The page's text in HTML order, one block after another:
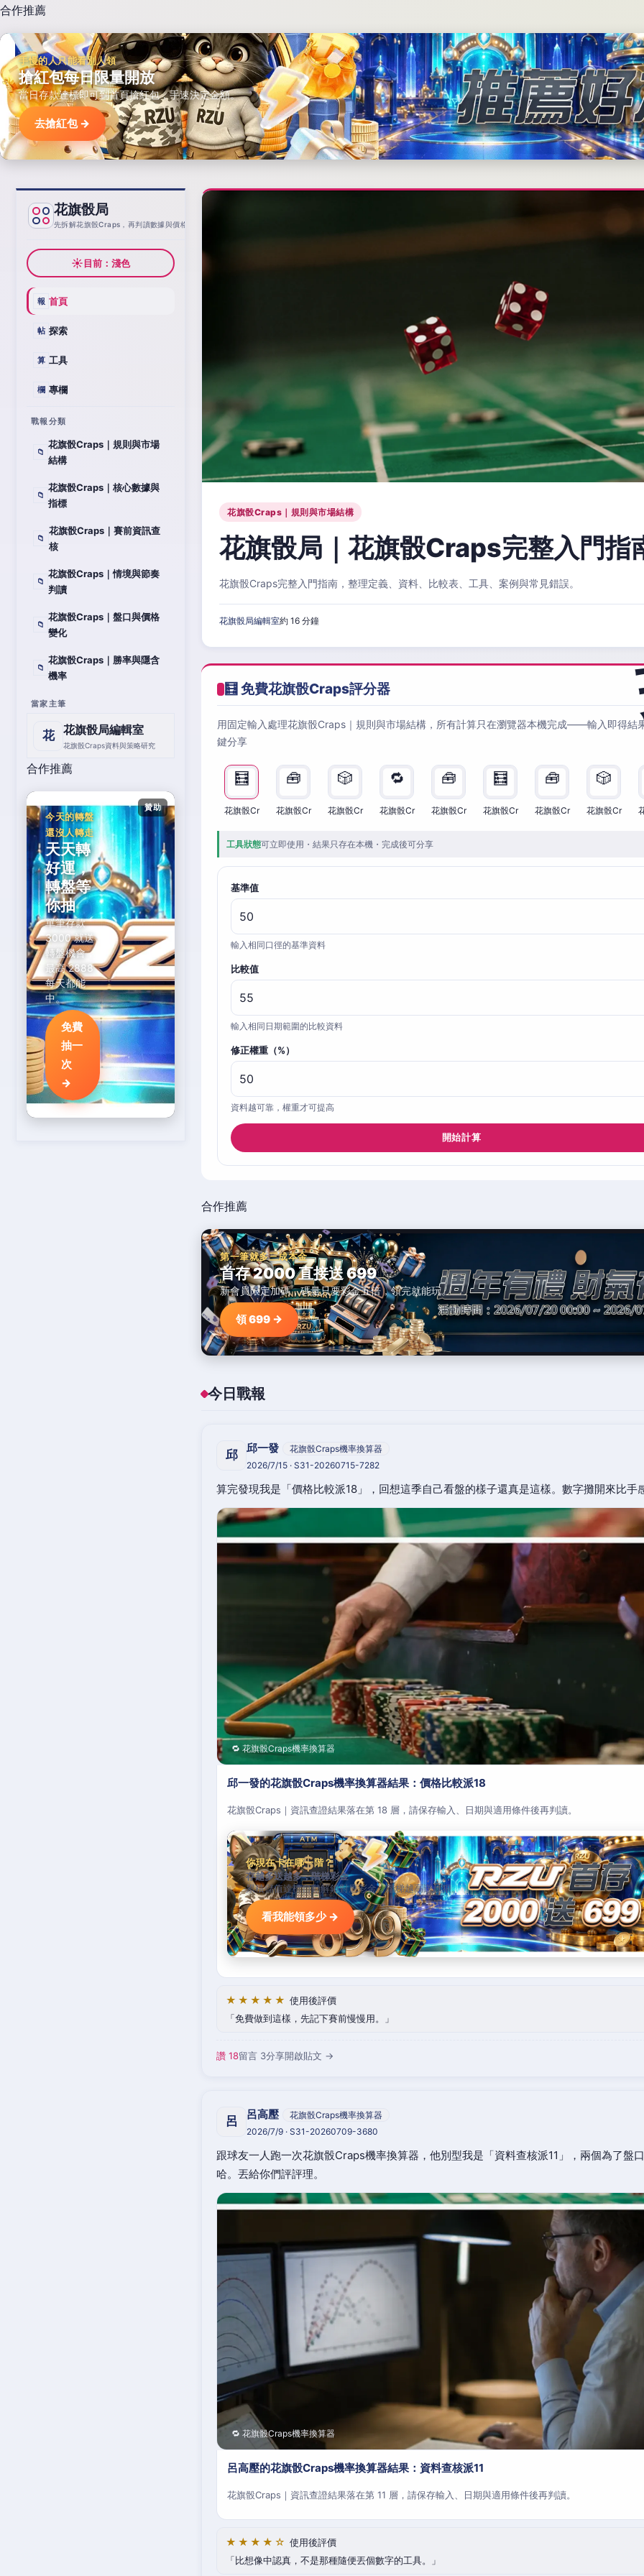
合作推薦
手慢的人只能看別人領
搶紅包每日限量開放
當日存款達標即可到首頁搶紅包，手速決定金額。
去搶紅包 →
花旗骰局
先拆解花旗骰Craps，再判讀數據與價格
☀目前：淺色
報 首頁
帖 探索
算 工具
欄 專欄
戰報分類
📁
花旗骰Craps｜規則與市場
結構
📁
花旗骰Craps｜核心數據與
指標
📁
花旗骰Craps｜賽前資訊查
核
📁
花旗骰Craps｜情境與節奏
判讀
📁
花旗骰Craps｜盤口與價格
變化
📁
花旗骰Craps｜勝率與隱含
機率
當家主筆
花 花旗骰局編輯室
花旗骰Craps資料與策略研究
合作推薦
贊助
今天的轉盤
還沒人轉走
天天轉
好運，
轉盤等
你抽
單筆存款
3000 就送
轉盤機會，
最高 2888
每天都能
中。
免費
抽一
次
→
花旗骰Craps｜規則與市場結構
花旗骰局｜花旗骰Craps完整入門指
花旗骰Craps完整入門指南，整理定義、資料、比較表、工具、案例與常見錯誤。
花旗骰局編輯室約 16 分鐘
🧮 免費花旗骰Craps評分器
用固定輸入處理花旗骰Craps｜規則與市場結構，所有計算只在瀏覽器本機完成——輸入即得結
鍵分享
🧮
花旗骰Cr
🧰
花旗骰Cr
🎲
花旗骰Cr
🔁
花旗骰Cr
🧰
花旗骰Cr
🧮
花旗骰Cr
🧰
花旗骰Cr
🎲
花旗骰Cr
工具狀態可立即使用・結果只存在本機・完成後可分享
基準值
輸入相同口徑的基準資料
比較值
輸入相同日期範圍的比較資料
修正權重（%）
資料越可靠，權重才可提高
開始計算
合作推薦
第一筆就多三成本金
首存 2000 直接送 699
新會員限定加碼，碼量只要彩金五倍，領完就能玩。
領 699 →
今日戰報
邱 邱一發
花旗骰Craps機率換算器
2026/7/15 · S31-20260715-7282
算完發現我是「價格比較派18」，回想這季自己看盤的樣子還真是這樣。數字攤開來比手
🔁 花旗骰Craps機率換算器
邱一發的花旗骰Craps機率換算器結果：價格比較派18
花旗骰Craps｜資訊查證結果落在第 18 層，請保存輸入、日期與適用條件後再判讀。
你現在卡在哪一階？
存越多送越多，階梯彩金
累積儲值達標自動解鎖對應彩金，階梯越高送越狠。
看我能領多少 →
★★★★★ 使用後評價
免費做到這樣，先記下賽前慢慢用。
讚 18留言 3分享開啟貼文 →
呂 呂高壓
花旗骰Craps機率換算器
2026/7/9 · S31-20260709-3680
跟球友一人跑一次花旗骰Craps機率換算器，他別型我是「資料查核派11」，兩個為了盤
哈。丟給你們評評理。
🔁 花旗骰Craps機率換算器
呂高壓的花旗骰Craps機率換算器結果：資料查核派11
花旗骰Craps｜資訊查證結果落在第 11 層，請保存輸入、日期與適用條件後再判讀。
★★★★☆ 使用後評價
比想像中認真，不是那種隨便丟個數字的工具。